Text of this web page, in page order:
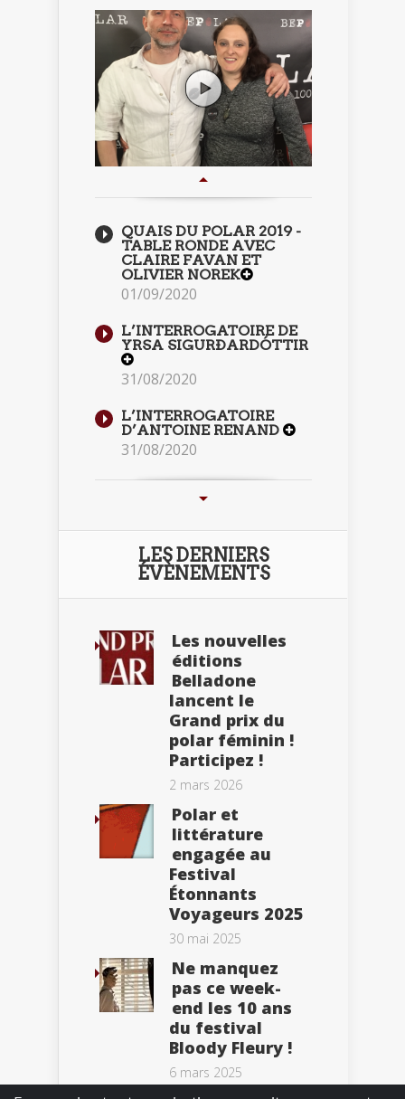
QUAIS DU POLAR 2019 -
TABLE RONDE AVEC
CLAIRE FAVAN ET
OLIVIER NOREK
01/09/2020
L’INTERROGATOIRE DE
YRSA SIGURÐARDÓTTIR
31/08/2020
L’INTERROGATOIRE
D’ANTOINE RENAND
31/08/2020
LES DERNIERS
ÉVÈNEMENTS
Les nouvelles
éditions
Belladone
lancent le
Grand prix du
polar féminin !
Participez !
2 mars 2026
Polar et
littérature
engagée au
Festival
Étonnants
Voyageurs 2025
30 mai 2025
Ne manquez
pas ce week-
end les 10 ans
du festival
Bloody Fleury !
6 mars 2025